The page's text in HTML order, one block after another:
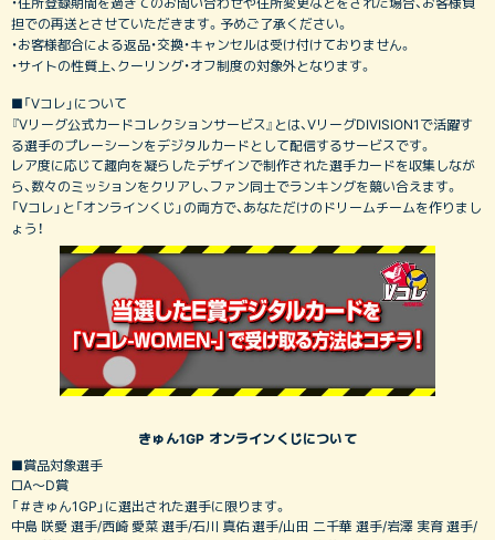
担での再送とさせていただきます。予めご了承ください。
・お客様都合による返品・交換・キャンセルは受け付けておりません。
・サイトの性質上、クーリング・オフ制度の対象外となります。
■「Vコレ」について
『Vリーグ公式カードコレクションサービス』とは、VリーグDIVISION1で活躍す
る選手のプレーシーンをデジタルカードとして配信するサービスです。
レア度に応じて趣向を凝らしたデザインで制作された選手カードを収集しなが
ら、数々のミッションをクリアし、ファン同士でランキングを競い合えます。
「Vコレ」と「オンラインくじ」の両方で、あなただけのドリームチームを作りまし
ょう！
きゅん1GP オンラインくじについて
■賞品対象選手
□A〜D賞
「＃きゅん1GP」に選出された選手に限ります。
中島 咲愛 選手/西崎 愛菜 選手/石川 真佑 選手/山田 二千華 選手/岩澤 実育 選手/